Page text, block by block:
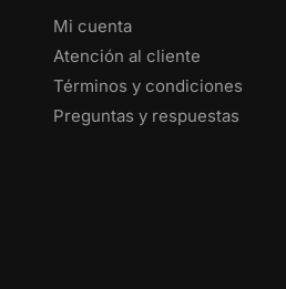
Mi cuenta
Atención al cliente
Términos y condiciones
Preguntas y respuestas